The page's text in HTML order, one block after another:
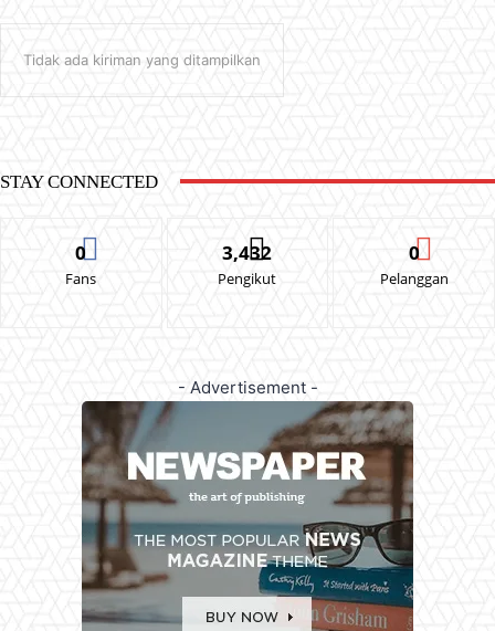
Tidak ada kiriman yang ditampilkan
STAY CONNECTED
0
Fans
3,432
Pengikut
0
Pelanggan
- Advertisement -